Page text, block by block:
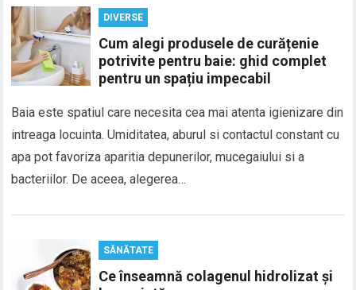
DIVERSE
Cum alegi produsele de curățenie
potrivite pentru baie: ghid complet
pentru un spațiu impecabil
Baia este spatiul care necesita cea mai atenta igienizare din
intreaga locuinta. Umiditatea, aburul si contactul constant cu
apa pot favoriza aparitia depunerilor, mucegaiului si a
bacteriilor. De aceea, alegerea…
SĂNĂTATE
Ce înseamnă colagenul hidrolizat și